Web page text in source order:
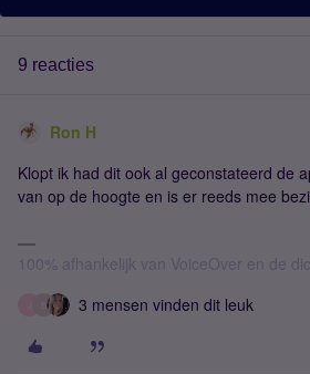
9 reacties
Ron H
Klopt ik had dit ook al geconstateerd de
van op de hoogte en is er reeds mee
100% afhankelijk van VoiceOver en de
3 mensen vinden dit leuk